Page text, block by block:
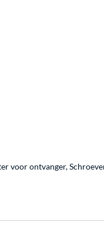
voor ontvanger,